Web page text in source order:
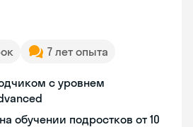
7 лет опыта
с уровнем
обучении подростков от 10